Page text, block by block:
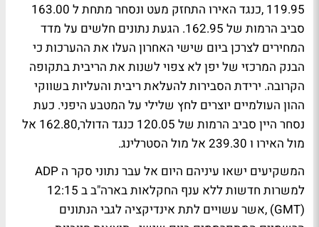
119.95 ,כנגד האירו התחזק מעט ונסחר מתחת ל 163.00
סביב הרמות של 162.95. הגעת נתונים חלשים על מדד
המחירים לצרכן ביום שישי האחרון העלו את ההערכות כי
הבנק המרכזי של יפן לא צפוי לשנות את הריבית בתקופה
הקרובה. ירידת הסבירות להעלאת ריבית והעליות בשווקי
ההון העולמיים יוצרים לחץ שלילי על המטבע היפני. כעת
נסחר היין סביב הרמות של 120.05 כנגד הדולר,162.80 אל
מול האירו ו 239.30 אל מול הסטרלינג.
המשקיעים ישאו עיניהם היום אל עבר נתוני סקר ה ADP
למשרות חדשות ללא ענף החקלאות בארה"ב ב 12:15
(GMT) ,אשר עשויים לתת אינדיקציה לגבי הנתונים